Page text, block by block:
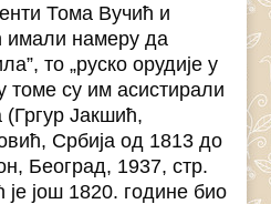
Тома Вучић и
имали намеру да
то „руско орудије у
томе су им асистирали
(Гргур Јакшић,
Србија од 1813 до
Београд, 1937, стр.
је још 1820. године био